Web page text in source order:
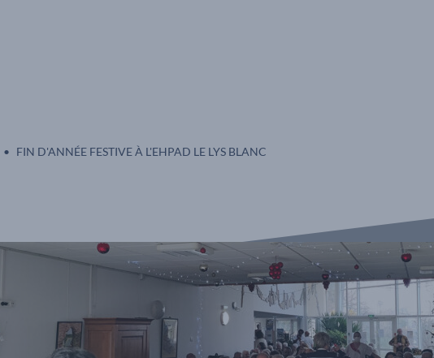
EN COURS :
FIN D'ANNÉE FESTIVE À L'EHPAD LE LYS BLANC